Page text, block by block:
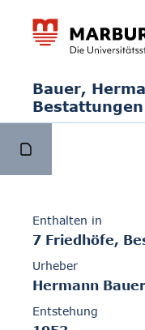
Bauer,
Bestattungen
Enthalten in
7 Friedhöfe,
Urheber
Hermann Bauer
Entstehung